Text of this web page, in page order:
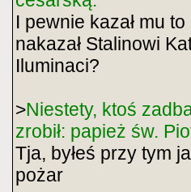
I pewnie kazał mu
nakazał Stalinowi
Iluminaci?
>Niestety, ktoś
zrobił: papież św.
Tja, byłeś przy tym
pożar